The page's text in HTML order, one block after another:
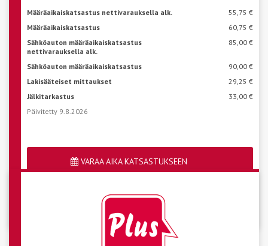
Määräaikaiskatsastus nettivarauksella alk.
55,75 €
Määräaikaiskatsastus
60,75 €
Sähköauton määräaikaiskatsastus
nettivarauksella alk.
85,00 €
Sähköauton määräaikaiskatsastus
90,00 €
Lakisääteiset mittaukset
29,25 €
Jälkitarkastus
33,00 €
Päivitetty 9.8.2026
VARAA AIKA KATSASTUKSEEN